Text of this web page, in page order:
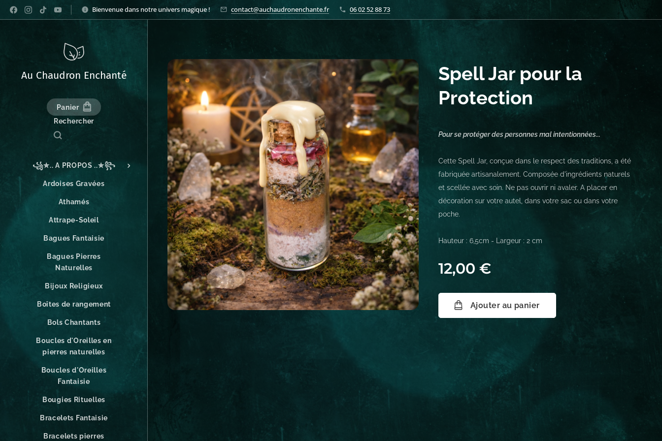
Bienvenue dans notre univers magique ! contact@auchaudronenchante.fr 06 02 52 88 73
Au Chaudron Enchanté
Panier
Rechercher
꧁✮.. A PROPOS ..✮꧂
Ardoises Gravées
Athamés
Attrape-Soleil
Bagues Fantaisie
Bagues Pierres
Naturelles
Bijoux Religieux
Boîtes de rangement
Bols Chantants
Boucles d'Oreilles en
pierres naturelles
Boucles d'Oreilles
Fantaisie
Bougies Rituelles
Bracelets Fantaisie
Bracelets pierres
Spell Jar pour la
Protection
Pour se protéger des personnes mal intentionnées...
Cette Spell Jar, conçue dans le respect des traditions, a été
fabriquée artisanalement. Composée d'ingrédients naturels
et scellée avec soin. Ne pas ouvrir ni avaler. A placer en
décoration sur votre autel, dans votre sac ou dans votre
poche.
Hauteur : 6,5cm - Largeur : 2 cm
12,00 €
Ajouter au panier